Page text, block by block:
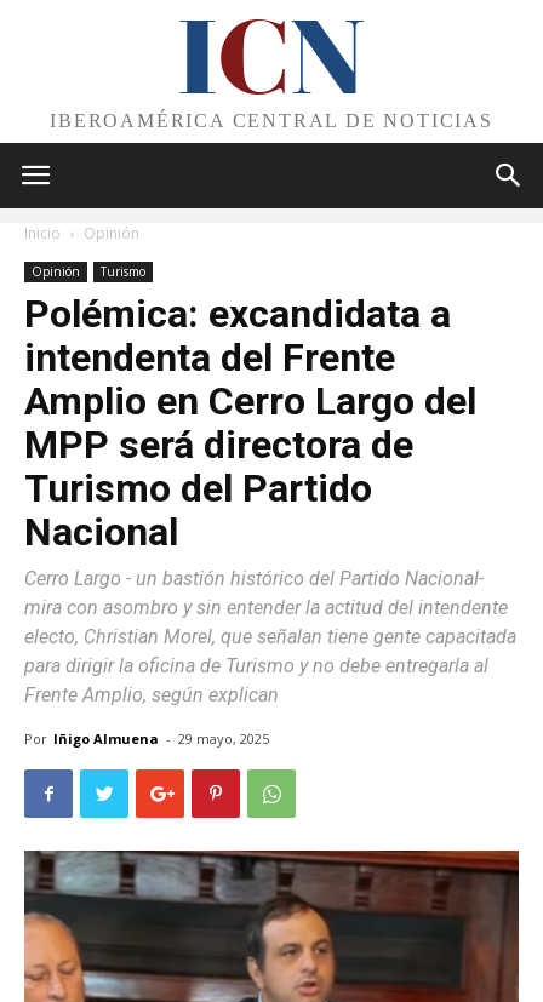
ICN
IBEROAMÉRICA CENTRAL DE NOTICIAS
Inicio Opinión
Opinión Turismo
Polémica: excandidata a
intendenta del Frente
Amplio en Cerro Largo del
MPP será directora de
Turismo del Partido
Nacional
Cerro Largo - un bastión histórico del Partido Nacional-
mira con asombro y sin entender la actitud del intendente
electo, Christian Morel, que señalan tiene gente capacitada
para dirigir la oficina de Turismo y no debe entregarla al
Frente Amplio, según explican
Por Iñigo Almuena - 29 mayo, 2025